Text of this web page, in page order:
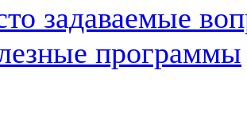
задаваемые
программы